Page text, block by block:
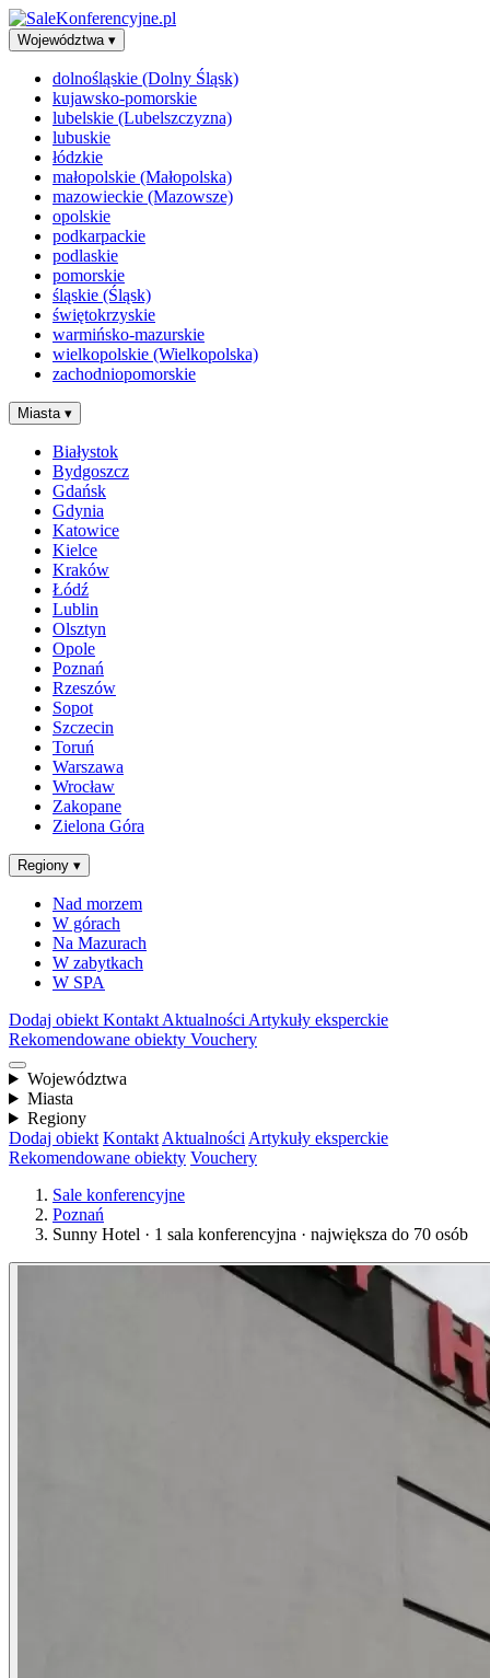
Województwa ▾
dolnośląskie (Dolny Śląsk)
kujawsko-pomorskie
lubelskie (Lubelszczyzna)
lubuskie
łódzkie
małopolskie (Małopolska)
mazowieckie (Mazowsze)
opolskie
podkarpackie
podlaskie
pomorskie
śląskie (Śląsk)
świętokrzyskie
warmińsko-mazurskie
wielkopolskie (Wielkopolska)
zachodniopomorskie
Miasta ▾
Białystok
Bydgoszcz
Gdańsk
Gdynia
Katowice
Kielce
Kraków
Łódź
Lublin
Olsztyn
Opole
Poznań
Rzeszów
Sopot
Szczecin
Toruń
Warszawa
Wrocław
Zakopane
Zielona Góra
Regiony ▾
Nad morzem
W górach
Na Mazurach
W zabytkach
W SPA
Dodaj obiekt Kontakt Aktualności Artykuły eksperckie
Rekomendowane obiekty Vouchery
Województwa
Miasta
Regiony
Dodaj obiekt Kontakt Aktualności Artykuły eksperckie
Rekomendowane obiekty Vouchery
Sale konferencyjne
Poznań
Sunny Hotel · 1 sala konferencyjna · największa do 70 osób